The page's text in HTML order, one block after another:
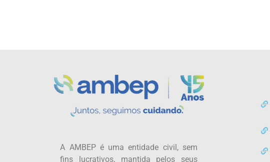
A AMBEP é uma entidade civil, sem
fins lucrativos, mantida pelos seus